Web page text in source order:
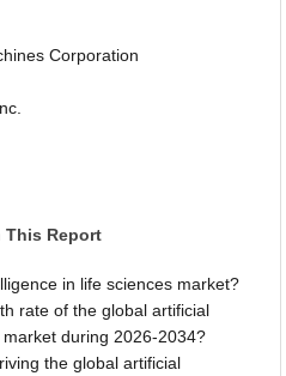
Corporation
This Report
in life sciences market?
rate of the global artificial
during 2026-2034?
the global artificial